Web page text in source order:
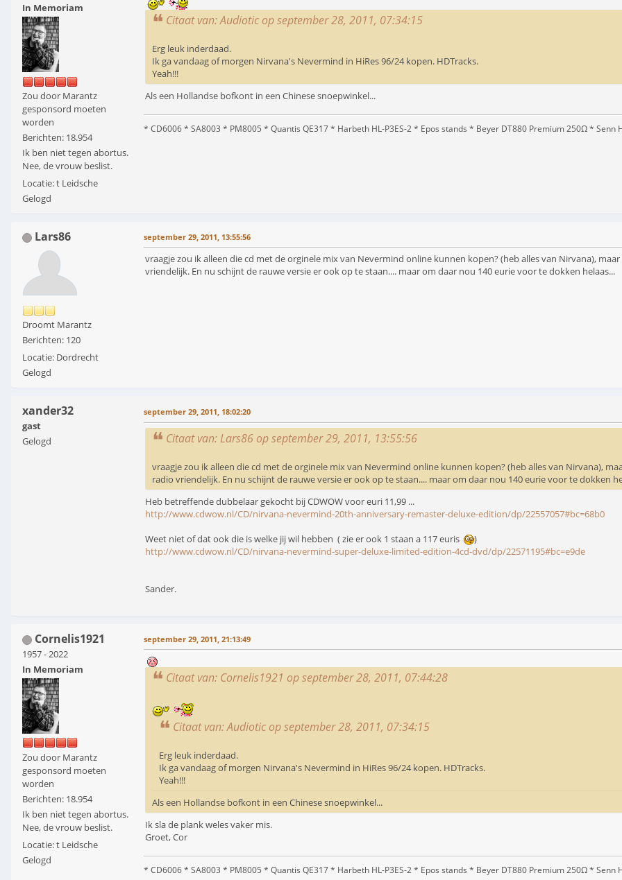
In Memoriam
Zou door Marantz
gesponsord moeten
worden
Berichten: 18.954
Ik ben niet tegen abortus.
Nee, de vrouw beslist.
Locatie: t Leidsche
Gelogd
Citaat van: Audiotic op september 28, 2011, 07:34:15
Erg leuk inderdaad.
Ik ga vandaag of morgen Nirvana's Nevermind in HiRes 96/24 kopen. HDTracks.
Yeah!!!
Als een Hollandse bofkont in een Chinese snoepwinkel...
* CD6006 * SA8003 * PM8005 * Quantis QE317 * Harbeth HL-P3ES-2 * Epos stands * Beyer DT880 Premium 250Ω * Senn
Lars86
Droomt Marantz
Berichten: 120
Locatie: Dordrecht
Gelogd
september 29, 2011, 13:55:56
vraagje zou ik alleen die cd met de orginele mix van Nevermind online kunnen kopen? (heb alles van Nirvana),
vriendelijk. En nu schijnt de rauwe versie er ook op te staan.... maar om daar nou 140 eurie voor te dokken helaas...
xander32
gast
Gelogd
september 29, 2011, 18:02:20
Citaat van: Lars86 op september 29, 2011, 13:55:56
vraagje zou ik alleen die cd met de orginele mix van Nevermind online kunnen kopen? (heb alles van Nirvana),
radio vriendelijk. En nu schijnt de rauwe versie er ook op te staan.... maar om daar nou 140 eurie voor te dokken
Heb betreffende dubbelaar gekocht bij CDWOW voor euri 11,99 ...
http://www.cdwow.nl/CD/nirvana-nevermind-20th-anniversary-remaster-deluxe-edition/dp/22557057#bc=68b0
Weet niet of dat ook die is welke jij wil hebben ( zie er ook 1 staan a 117 euris
)
http://www.cdwow.nl/CD/nirvana-nevermind-super-deluxe-limited-edition-4cd-dvd/dp/22571195#bc=e9de
Sander.
Cornelis1921
1957 - 2022
In Memoriam
Zou door Marantz
gesponsord moeten
worden
Berichten: 18.954
Ik ben niet tegen abortus.
Nee, de vrouw beslist.
Locatie: t Leidsche
Gelogd
september 29, 2011, 21:13:49
Citaat van: Cornelis1921 op september 28, 2011, 07:44:28
Citaat van: Audiotic op september 28, 2011, 07:34:15
Erg leuk inderdaad.
Ik ga vandaag of morgen Nirvana's Nevermind in HiRes 96/24 kopen. HDTracks.
Yeah!!!
Als een Hollandse bofkont in een Chinese snoepwinkel...
Ik sla de plank weles vaker mis.
Groet, Cor
* CD6006 * SA8003 * PM8005 * Quantis QE317 * Harbeth HL-P3ES-2 * Epos stands * Beyer DT880 Premium 250Ω * Senn